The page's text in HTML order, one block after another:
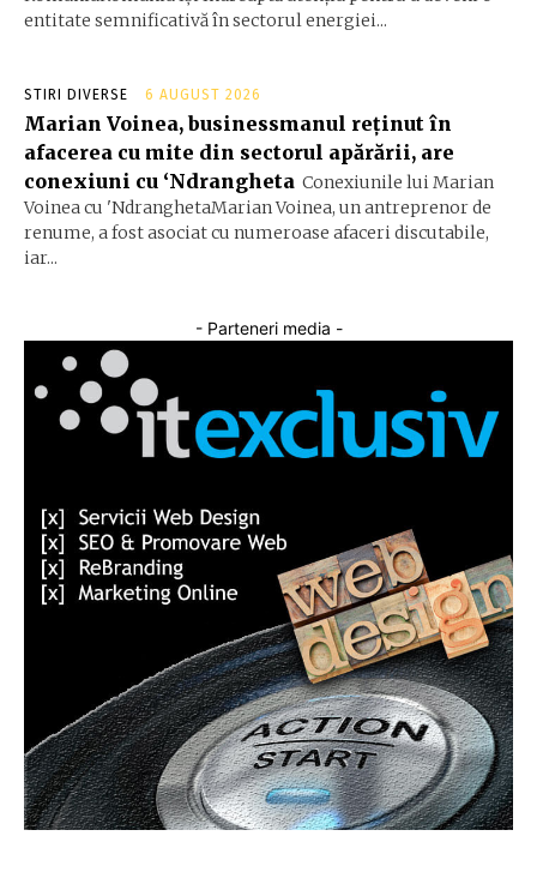
entitate semnificativă în sectorul energiei...
STIRI DIVERSE 6 AUGUST 2026
Marian Voinea, businessmanul reținut în
afacerea cu mite din sectorul apărării, are
conexiuni cu ‘Ndrangheta Conexiunile lui Marian
Voinea cu 'NdranghetaMarian Voinea, un antreprenor de
renume, a fost asociat cu numeroase afaceri discutabile,
iar...
- Parteneri media -